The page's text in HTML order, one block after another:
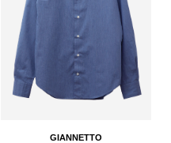
GIANNETTO